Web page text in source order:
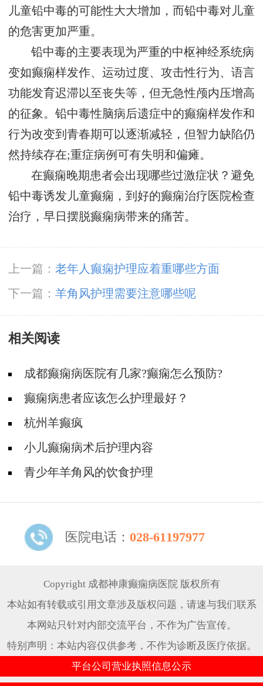
儿童铅中毒的可能性大大增加，而铅中毒对儿童
的危害更加严重。
铅中毒的主要表现为严重的中枢神经系统病
变如癫痫样发作、运动过度、攻击性行为、语言
功能发育迟滞以至丧失等，但无急性颅内压增高
的征象。铅中毒性脑病后遗症中的癫痫样发作和
行为改变到青春期可以逐渐减轻，但智力缺陷仍
然持续存在;重症病例可有失明和偏瘫。
在癫痫晚期患者会出现哪些过激症状？避免
铅中毒诱发儿童癫痫，到好的癫痫治疗医院检查
治疗，早日摆脱癫痫病带来的痛苦。
上一篇： 老年人癫痫护理应着重哪些方面
下一篇： 羊角风护理需要注意哪些呢
相关阅读
成都癫痫病医院有几家?癫痫怎么预防?
癫痫病患者应该怎么护理最好？
杭州羊癫疯
小儿癫痫病术后护理内容
青少年羊角风的饮食护理
医院电话： 028-61197977
Copyright 成都神康癫痫病医院 版权所有
本站如有转载或引用文章涉及版权问题，请速与我们联系
本网站只针对内部交流平台，不作为广告宣传。
特别声明：本站内容仅供参考，不作为诊断及医疗依据。
平台公司营业执照信息公示